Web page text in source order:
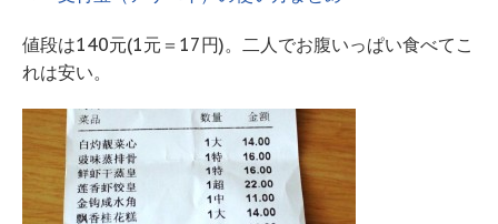
値段は140元(1元＝17円)。二人でお腹いっぱい食べてこ
れは安い。